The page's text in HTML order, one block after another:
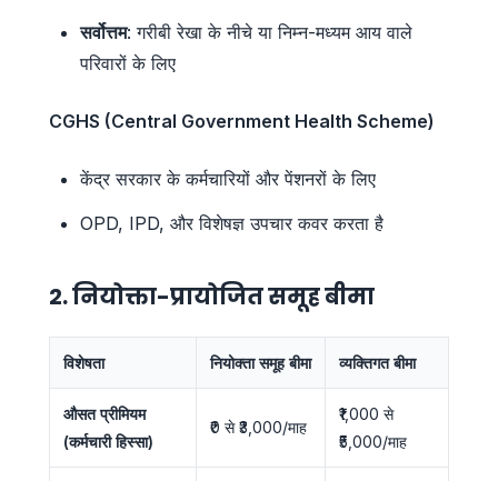
सर्वोत्तम: गरीबी रेखा के नीचे या निम्न-मध्यम आय वाले
परिवारों के लिए
CGHS (Central Government Health Scheme)
केंद्र सरकार के कर्मचारियों और पेंशनरों के लिए
OPD, IPD, और विशेषज्ञ उपचार कवर करता है
2. नियोक्ता-प्रायोजित समूह बीमा
विशेषता नियोक्ता समूह बीमा व्यक्तिगत बीमा
औसत प्रीमियम
(कर्मचारी हिस्सा)
₹0 से ₹3,000/माह
₹1,000 से
₹5,000/माह